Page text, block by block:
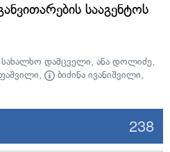
სააგენტოს
სახალხო დამცველი, ანა დოლიძე,
, ბიძინა ივანიშვილი,
238